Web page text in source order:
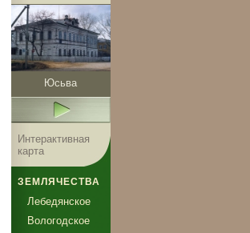
Юсьва
Интерактивная
карта
ЗЕМЛЯЧЕСТВА
Лебедянское
Вологодское